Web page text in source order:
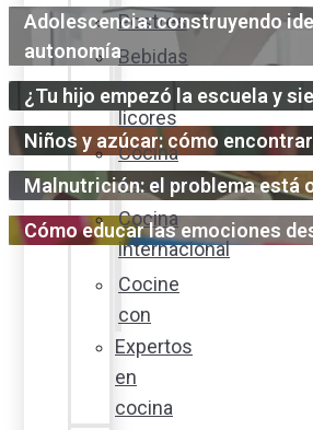
Postres
Bebidas
y
licores
Cocina
ecuatoriana
Cocina
internacional
Cocine
con
Expertos
en
cocina
Adolescencia: construyendo
autonomía
¿Tu hijo empezó la escuela y
Niños y azúcar: cómo
Malnutrición: el problema está
Cómo educar las emociones